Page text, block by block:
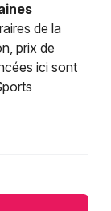
de la
prix de
ici sont